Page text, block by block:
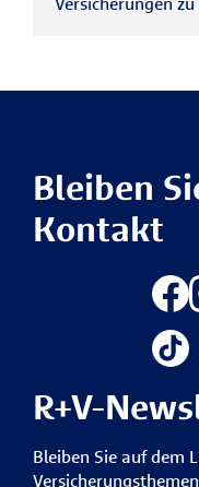
Bleiben
Kontakt
R+V-
Bleiben Sie auf dem